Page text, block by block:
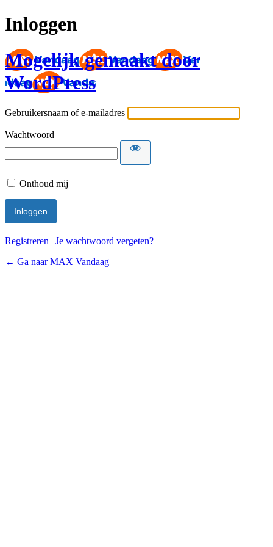
Inloggen
Mogelijk gemaakt door
WordPress
Gebruikersnaam of e-mailadres
Wachtwoord
Onthoud mij
Registreren | Je wachtwoord vergeten?
← Ga naar MAX Vandaag